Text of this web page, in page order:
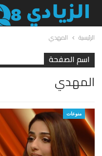
الرئيسية المهدي
اسم الصفحة
المهدي
منوعات